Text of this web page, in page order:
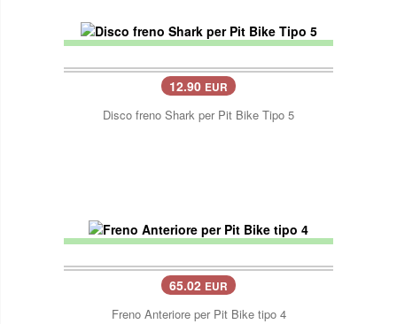
12.90 EUR
Disco freno Shark per Pit Bike Tipo 5
65.02 EUR
Freno Anteriore per Pit Bike tipo 4